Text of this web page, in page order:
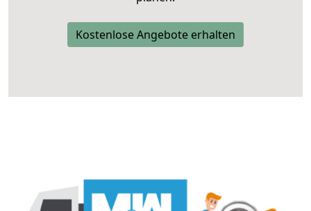
Kostenlose Angebote erhalten